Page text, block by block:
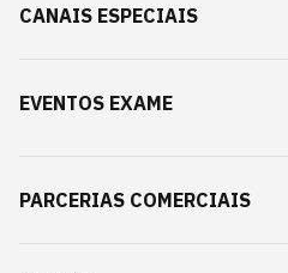
CANAIS ESPECIAIS
EVENTOS EXAME
PARCERIAS COMERCIAIS